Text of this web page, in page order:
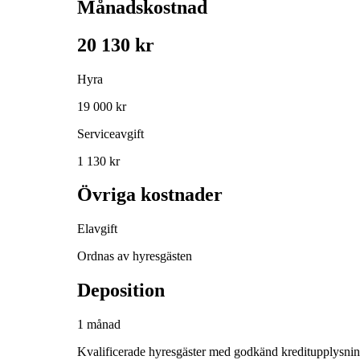
Månadskostnad
20 130 kr
Hyra
19 000 kr
Serviceavgift
1 130 kr
Övriga kostnader
Elavgift
Ordnas av hyresgästen
Deposition
1 månad
Kvalificerade hyresgäster med godkänd